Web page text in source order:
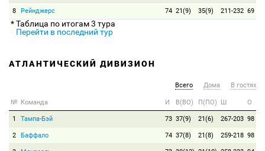
8 Рейнджерс 74 21(9) 35(9) 211-232 69
* Таблица по итогам 3 тура
Перейти в последний тур
АТЛАНТИЧЕСКИЙ ДИВИЗИОН
Всего Дома В гостях
№ Команда И В(ВО) П(ПО) Ш О
1 Тампа-Бэй 73 37(9) 21(6) 267-203 98
2 Баффало 74 37(8) 21(8) 259-218 98